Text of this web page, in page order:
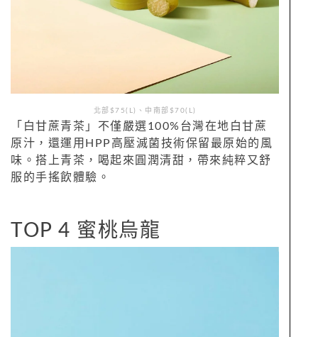
北部$75(L)、中南部$70(L)
「白甘蔗青茶」不僅嚴選100%台灣在地白甘蔗
原汁，還運用HPP高壓滅菌技術保留最原始的風
味。搭上青茶，喝起來圓潤清甜，帶來純粹又舒
服的手搖飲體驗。
TOP 4 蜜桃烏龍